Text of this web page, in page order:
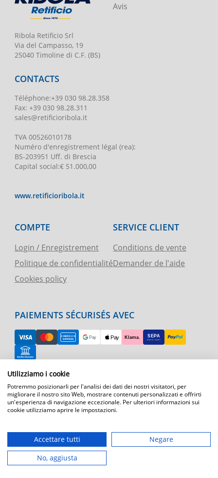
Ribola Retificio Srl
Via del Campasso, 19
25040 Timoline di C.F. (BS)
Avis
CONTACTS
Téléphone:+39 030 98.28.358
Fax: +39 030 98.28.311
sales@retificioribola.it
TVA 00526010178
Numéro d'enregistrement légal (rea):
BS-203951 Uff. di Brescia
Capital social:€ 51.000,00
www.retificioribola.it
COMPTE
Login / Enregistrement
Politique de confidentialité
Cookies policy
SERVICE CLIENT
Conditions de vente
Demander de l'aide
PAIEMENTS SÉCURISÉS AVEC
RETOUR FACILE
ASSISTANCE TÉLÉPHONIQUE ET CARTE
EXPÉDITION RAPIDE
Expédition par courrier express dans toute l'Europe
T.immagine | agenzia di marketing
Utilizziamo i cookie
Potremmo posizionarli per l'analisi dei dati dei nostri visitatori, per
migliorare il nostro sito Web, mostrare contenuti personalizzati e offrirti
un'esperienza di navigazione eccezionale. Per ulteriori informazioni sui
cookie utilizziamo aprire le impostazioni.
Accettare tutti Negare
No, aggiusta